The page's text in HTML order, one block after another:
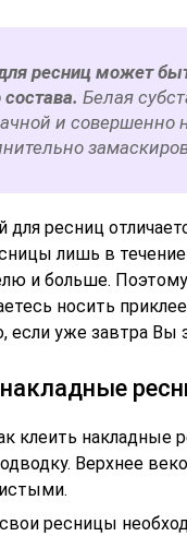
ресниц может
состава. Белая
и совершенно
для ресниц
лишь в
и больше.
носить
если уже завтра Вы
клеить накладные
Верхнее
ресницы